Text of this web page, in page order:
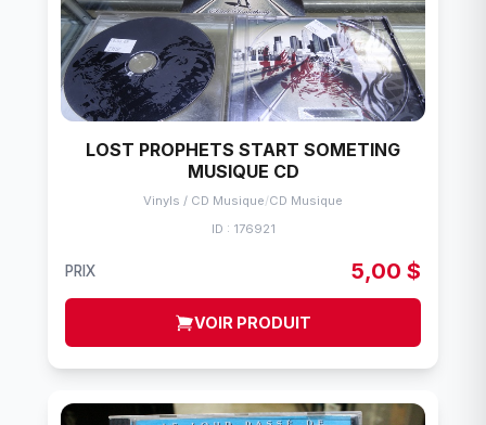
LOST PROPHETS START SOMETING
MUSIQUE CD
Vinyls / CD Musique/CD Musique
ID : 176921
PRIX 5,00 $
VOIR PRODUIT